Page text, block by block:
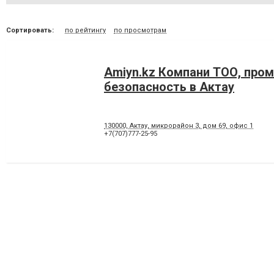
Сортировать: по рейтингу по просмотрам
Amiyn.kz Компани ТОО,
безопасность в Актау
130000, Актау, микрорайон 3, дом 69, офис 1
+7(707)777-25-95